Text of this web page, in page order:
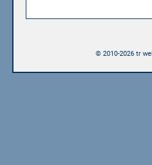
© 2010-2026 tr